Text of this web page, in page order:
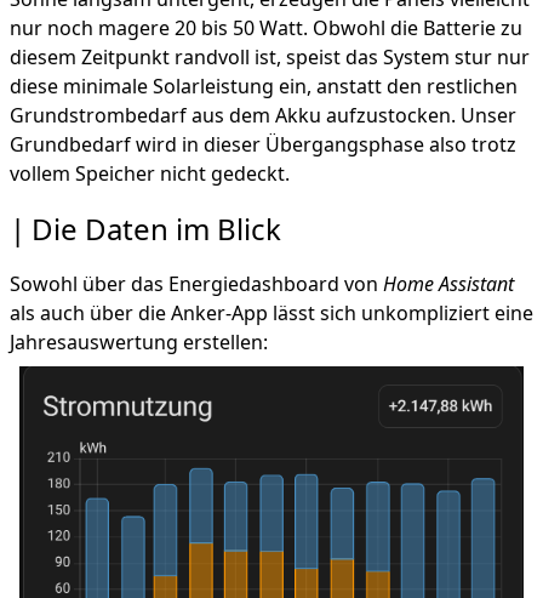
nur noch magere 20 bis 50 Watt. Obwohl die Batterie zu
diesem Zeitpunkt randvoll ist, speist das System stur nur
diese minimale Solarleistung ein, anstatt den restlichen
Grundstrombedarf aus dem Akku aufzustocken. Unser
Grundbedarf wird in dieser Übergangsphase also trotz
vollem Speicher nicht gedeckt.
Die Daten im Blick
Sowohl über das Energiedashboard von Home Assistant
als auch über die Anker-App lässt sich unkompliziert eine
Jahresauswertung erstellen: